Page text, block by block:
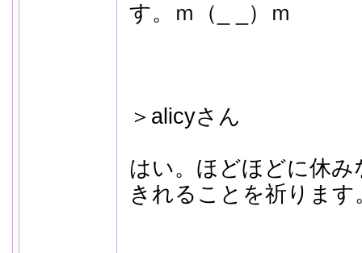
す。ｍ（_ _）ｍ
＞alicyさん
はい。ほどほどに休
きれることを祈ります